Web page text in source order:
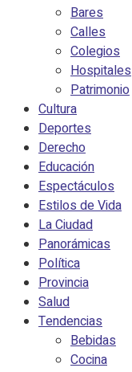
Bares
Calles
Colegios
Hospitales
Patrimonio
Cultura
Deportes
Derecho
Educación
Espectáculos
Estilos de Vida
La Ciudad
Panorámicas
Política
Provincia
Salud
Tendencias
Bebidas
Cocina